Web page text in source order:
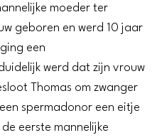
moeder ter
geboren en werd 10 jaar
een
werd dat zijn vrouw
Thomas om zwanger
spermadonor een eitje
eerste mannelijke